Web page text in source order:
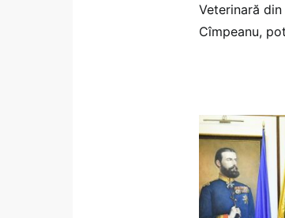
Veterinară
Cîmpeanu,